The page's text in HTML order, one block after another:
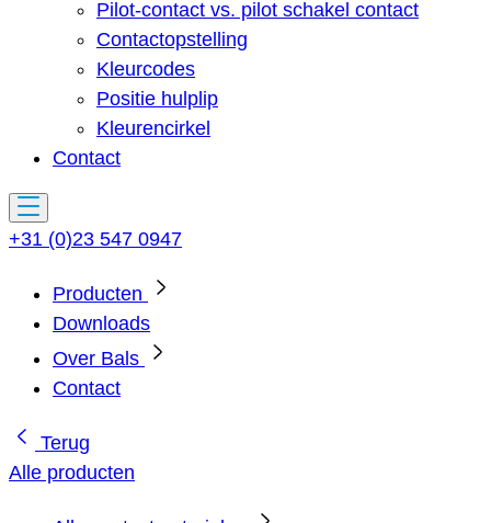
Pilot-contact vs. pilot schakel contact
Contactopstelling
Kleurcodes
Positie hulplip
Kleurencirkel
Contact
+31 (0)23 547 0947
Producten
Downloads
Over Bals
Contact
Terug
Alle producten